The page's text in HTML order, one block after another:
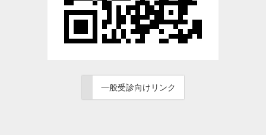
一般受診向けリンク